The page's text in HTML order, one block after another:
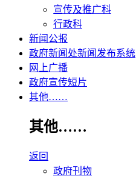
宣传及推广科
行政科
新闻公报
政府新闻处新闻发布系统
网上广播
政府宣传短片
其他……
其他……
返回
政府刊物